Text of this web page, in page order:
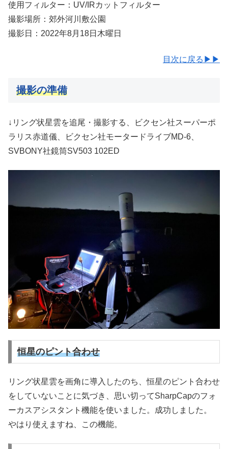
使用フィルター：UV/IRカットフィルター
撮影場所：郊外河川敷公園
撮影日：2022年8月18日木曜日
目次に戻る▶▶
撮影の準備
↓リング状星雲を追尾・撮影する、ビクセン社スーパーポ
ラリス赤道儀、ビクセン社モータードライブMD-6、
SVBONY社鏡筒SV503 102ED
恒星のピント合わせ
リング状星雲を画角に導入したのち、恒星のピント合わせ
をしていないことに気づき、思い切ってSharpCapのフォ
ーカスアシスタント機能を使いました。成功しました。
やはり使えますね、この機能。